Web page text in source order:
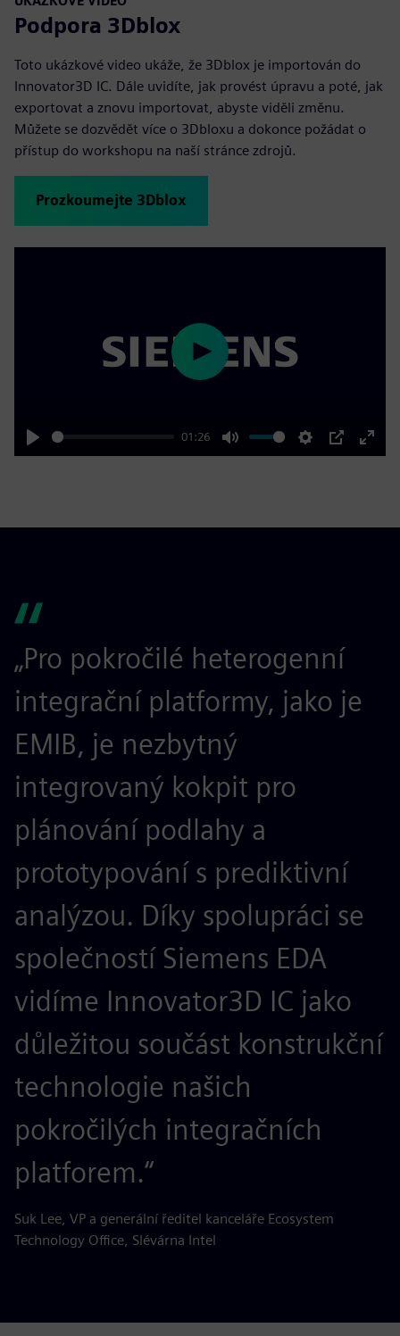
Podpora 3Dblox
Toto ukázkové video ukáže, že 3Dblox je importován do
Innovator3D IC. Dále uvidíte, jak provést úpravu a poté, jak
exportovat a znovu importovat, abyste viděli změnu.
Můžete se dozvědět více o 3Dbloxu a dokonce požádat o
přístup do workshopu na naší stránce zdrojů.
Prozkoumejte 3Dblox
Play
01:26
Mute Settings
PIP
Enter
Play
„Pro pokročilé heterogenní
integrační platformy, jako je
EMIB, je nezbytný
integrovaný kokpit pro
plánování podlahy a
prototypování s prediktivní
analýzou. Díky spolupráci se
společností Siemens EDA
vidíme Innovator3D IC jako
důležitou součást konstrukční
technologie našich
pokročilých integračních
platforem.“
Suk Lee, VP a generální ředitel kanceláře Ecosystem
Technology Office, Slévárna Intel